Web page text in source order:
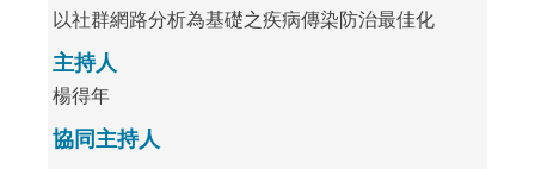
以社群網路分析為基礎之疾病傳染防治最佳化
主持人
楊得年
協同主持人